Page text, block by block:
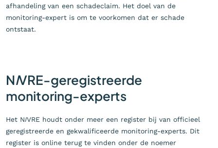
afhandeling van een schadeclaim. Het doel van de
monitoring-expert is om te voorkomen dat er schade
ontstaat.
NIVRE-geregistreerde
monitoring-experts
Het NIVRE houdt onder meer een register bij van officieel
geregistreerde en gekwalificeerde monitoring-experts. Dit
register is online terug te vinden onder de noemer